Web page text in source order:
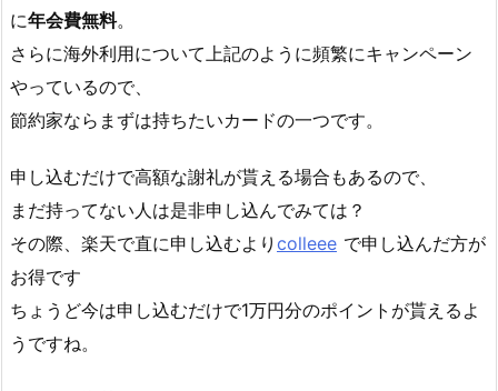
に年会費無料。
さらに海外利用について上記のように頻繁にキャンペーン
やっているので、
節約家ならまずは持ちたいカードの一つです。
申し込むだけで高額な謝礼が貰える場合もあるので、
まだ持ってない人は是非申し込んでみては？
その際、楽天で直に申し込むより colleee で申し込んだ方が
お得です
ちょうど今は申し込むだけで1万円分のポイントが貰えるよ
うですね。